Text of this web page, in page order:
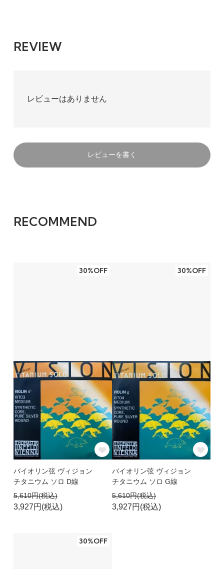
REVIEW
レビューはありません
レビューを書く
RECOMMEND
30%OFF
バイオリン弦 ヴィジョン
チタニウム ソロ D線
5,610円(税込)
3,927円(税込)
30%OFF
バイオリン弦 ヴィジョン
チタニウム ソロ G線
5,610円(税込)
3,927円(税込)
30%OFF